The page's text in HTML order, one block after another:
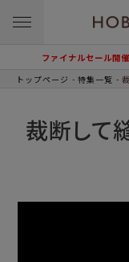
ファイナルセール開
トップページ 特集一覧
裁断して